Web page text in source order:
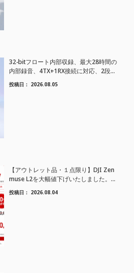
32-bitフロート内部収録、最大28時間の
内部録音、4TX+1RX接続に対応、2段階
AIノイズキャンセリング搭載｜コンパク
トワイヤレスマイク DJI Mic Mini 2S 登場
投稿日： 2026.08.05
【アウトレット品・１点限り】DJI Zen
muse L2を大幅値下げいたしました。｜
HELICAM STORE
投稿日： 2026.08.04